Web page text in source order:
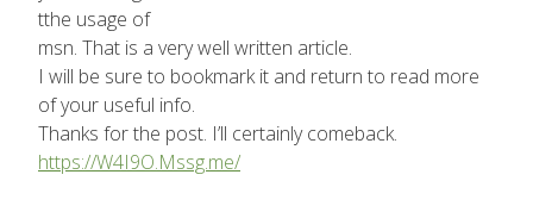
tthe usage of
msn. That is a very well written article.
I will be sure to bookmark it and return to read more
of your useful info.
Thanks for the post. I’ll certainly comeback.
https://W4I9O.Mssg.me/